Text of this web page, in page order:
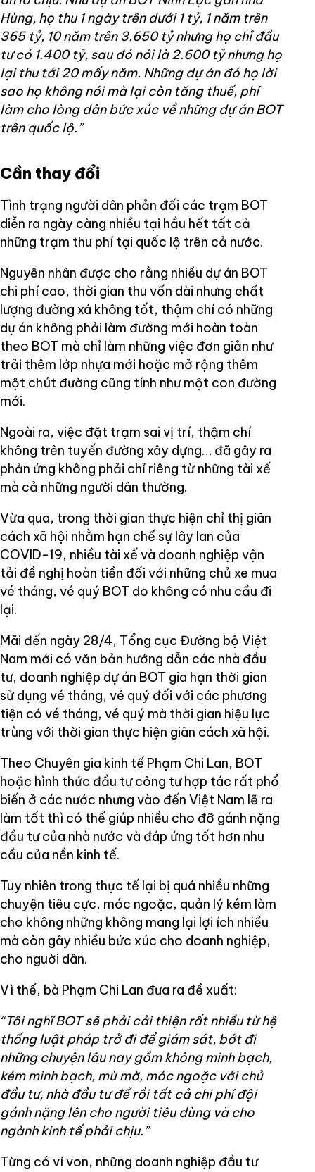
Hùng, họ thu 1 ngày trên dưới 1 tỷ, 1 năm trên
365 tỷ, 10 năm trên 3.650 tỷ nhưng họ chỉ đầu
tư có 1.400 tỷ, sau đó nói là 2.600 tỷ nhưng họ
lại thu tới 20 mấy năm. Những dự án đó họ lời
sao họ không nói mà lại còn tăng thuế, phí
làm cho lòng dân bức xúc về những dự án BOT
trên quốc lộ.”
Cần thay đổi
Tình trạng người dân phản đối các trạm BOT
diễn ra ngày càng nhiều tại hầu hết tất cả
những trạm thu phí tại quốc lộ trên cả nước.
Nguyên nhân được cho rằng nhiều dự án BOT
chi phí cao, thời gian thu vốn dài nhưng chất
lượng đường xá không tốt, thậm chí có những
dự án không phải làm đường mới hoàn toàn
theo BOT mà chỉ làm những việc đơn giản như
trải thêm lớp nhựa mới hoặc mở rộng thêm
một chút đường cũng tính như một con đường
mới.
Ngoài ra, việc đặt trạm sai vị trí, thậm chí
không trên tuyến đường xây dựng… đã gây ra
phản ứng không phải chỉ riêng từ những tài xế
mà cả những người dân thường.
Vừa qua, trong thời gian thực hiện chỉ thị giãn
cách xã hội nhằm hạn chế sự lây lan của
COVID-19, nhiều tài xế và doanh nghiệp vận
tải đề nghị hoàn tiền đối với những chủ xe mua
vé tháng, vé quý BOT do không có nhu cầu đi
lại.
Mãi đến ngày 28/4, Tổng cục Đường bộ Việt
Nam mới có văn bản hướng dẫn các nhà đầu
tư, doanh nghiệp dự án BOT gia hạn thời gian
sử dụng vé tháng, vé quý đối với các phương
tiện có vé tháng, vé quý mà thời gian hiệu lực
trùng với thời gian thực hiện giãn cách xã hội.
Theo Chuyên gia kinh tế Phạm Chi Lan, BOT
hoặc hình thức đầu tư công tư hợp tác rất phổ
biến ở các nước nhưng vào đến Việt Nam lẽ ra
làm tốt thì có thể giúp nhiều cho đỡ gánh nặng
đầu tư của nhà nước và đáp ứng tốt hơn nhu
cầu của nền kinh tế.
Tuy nhiên trong thực tế lại bị quá nhiều những
chuyện tiêu cực, móc ngoặc, quản lý kém làm
cho không những không mang lại lợi ích nhiều
mà còn gây nhiều bức xúc cho doanh nghiệp,
cho nguời dân.
Vì thế, bà Phạm Chi Lan đưa ra đề xuất:
“Tôi nghĩ BOT sẽ phải cải thiện rất nhiều từ hệ
thống luật pháp trở đi để giám sát, bớt đi
những chuyện lâu nay gồm không minh bạch,
kém minh bạch, mù mờ, móc ngoặc với chủ
đầu tư, nhà đầu tư để rồi tất cả chi phí đội
gánh nặng lên cho người tiêu dùng và cho
ngành kinh tế phải chịu.”
Từng có ví von, những doanh nghiệp đầu tư